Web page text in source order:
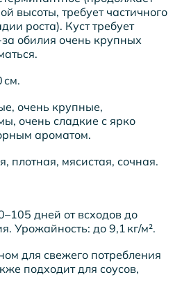
высоты, требует частичного
роста). Куст требует
обилия очень крупных
см.
очень крупные,
очень сладкие с ярко
ароматом.
плотная, мясистая, сочная.
дней от всходов до
Урожайность: до 9,1 кг/м².
для свежего потребления
подходит для соусов,